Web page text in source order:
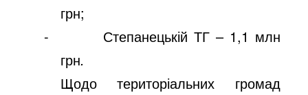
грн;
-
Степанецькій ТГ – 1,1 млн
грн.
Щодо територіальних громад